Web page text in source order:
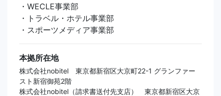
・WECLE事業部
・トラベル・ホテル事業部
・スポーツメディア事業部
本拠所在地
株式会社nobitel 東京都新宿区大京町22-1 グランファー
スト新宿御苑2階
株式会社nobitel（請求書送付先支店） 東京都新宿区大京